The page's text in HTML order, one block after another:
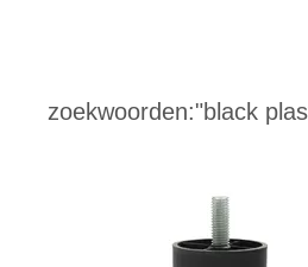
zoekwoorden:"black